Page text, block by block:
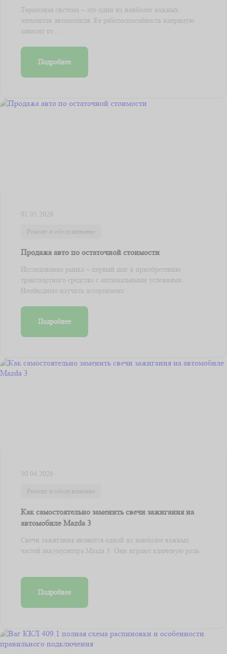
Тормозная система – это один из наиболее важных
элементов автомобиля. Ее работоспособность напрямую
зависит от ...
Подробнее
01.05.2026
Ремонт и обслуживание
Продажа авто по остаточной стоимости
Исследование рынка – первый шаг к приобретению
транспортного средства с оптимальными условиями.
Необходимо изучить ассортимент ...
Подробнее
30.04.2026
Ремонт и обслуживание
Как самостоятельно заменить свечи зажигания на
автомобиле Mazda 3
Свечи зажигания являются одной из наиболее важных
частей аккумулятора Мазда 3. Они играют ключевую роль
Подробнее